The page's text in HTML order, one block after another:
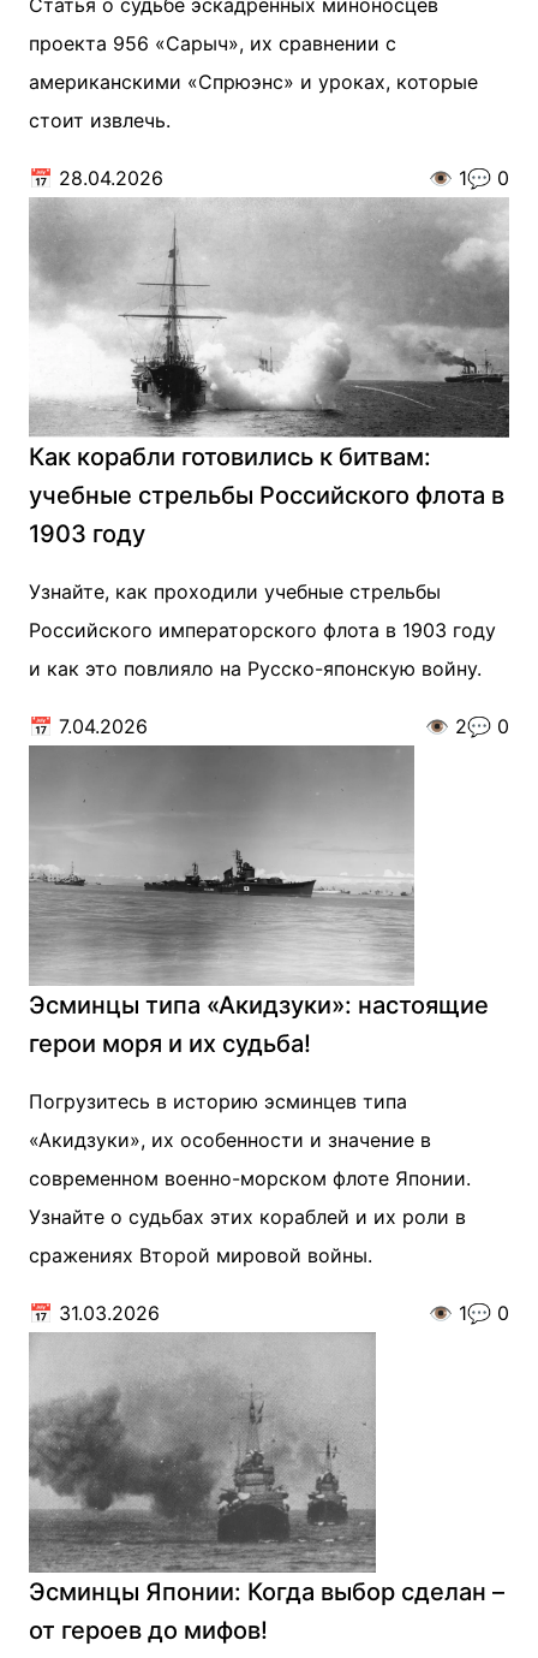
Статья о судьбе эскадренных миноносцев
проекта 956 «Сарыч», их сравнении с
американскими «Спрюэнс» и уроках, которые
стоит извлечь.
📅 28.04.2026 👁️ 1💬 0
Как корабли готовились к битвам:
учебные стрельбы Российского флота в
1903 году
Узнайте, как проходили учебные стрельбы
Российского императорского флота в 1903 году
и как это повлияло на Русско-японскую войну.
📅 7.04.2026 👁️ 2💬 0
Эсминцы типа «Акидзуки»: настоящие
герои моря и их судьба!
Погрузитесь в историю эсминцев типа
«Акидзуки», их особенности и значение в
современном военно-морском флоте Японии.
Узнайте о судьбах этих кораблей и их роли в
сражениях Второй мировой войны.
📅 31.03.2026 👁️ 1💬 0
Эсминцы Японии: Когда выбор сделан –
от героев до мифов!